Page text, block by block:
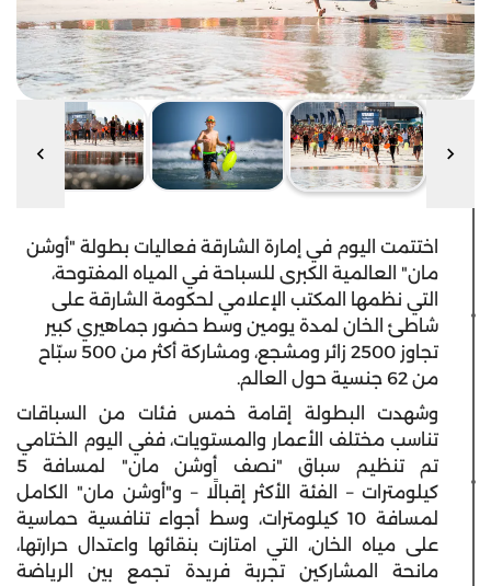
اختتمت اليوم في إمارة الشارقة فعاليات بطولة "أوشن
مان" العالمية الكبرى للسباحة في المياه المفتوحة،
التي نظمها المكتب الإعلامي لحكومة الشارقة على
شاطئ الخان لمدة يومين وسط حضور جماهيري كبير
تجاوز 2500 زائر ومشجع، ومشاركة أكثر من 500 سبّاح
من 62 جنسية حول العالم.
وشهدت البطولة إقامة خمس فئات من السباقات
تناسب مختلف الأعمار والمستويات، ففي اليوم الختامي
تم تنظيم سباق "نصف أوشن مان" لمسافة 5
كيلومترات – الفئة الأكثر إقبالًا – و"أوشن مان" الكامل
لمسافة 10 كيلومترات، وسط أجواء تنافسية حماسية
على مياه الخان، التي امتازت بنقائها واعتدال حرارتها،
مانحة المشاركين تجربة فريدة تجمع بين الرياضة